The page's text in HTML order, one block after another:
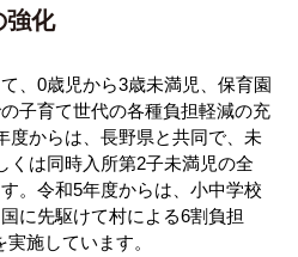
強化
、0歳児から3歳未満児、保育園
子育て世代の各種負担軽減の充
度からは、長野県と共同で、未
くは同時入所第2子未満児の全
。令和5年度からは、小中学校
に先駆けて村による6割負担
実施しています。